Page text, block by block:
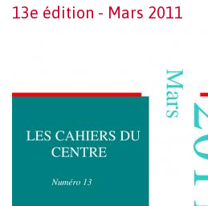
13e édition - Mars 2011